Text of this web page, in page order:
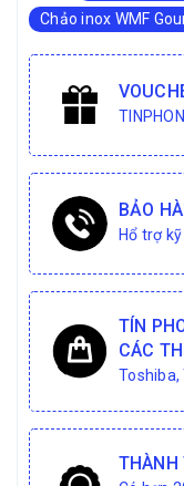
Chảo inox WMF
BẢO
Hổ trợ
TÍN
CÁC
Toshiba,
THÀNH